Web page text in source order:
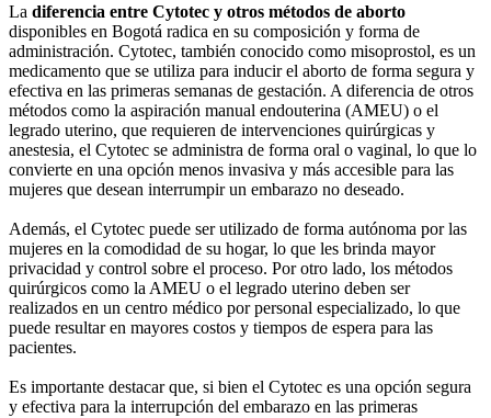
La diferencia entre Cytotec y otros métodos de aborto
disponibles en Bogotá radica en su composición y forma de
administración. Cytotec, también conocido como misoprostol, es un
medicamento que se utiliza para inducir el aborto de forma segura y
efectiva en las primeras semanas de gestación. A diferencia de otros
métodos como la aspiración manual endouterina (AMEU) o el
legrado uterino, que requieren de intervenciones quirúrgicas y
anestesia, el Cytotec se administra de forma oral o vaginal, lo que lo
convierte en una opción menos invasiva y más accesible para las
mujeres que desean interrumpir un embarazo no deseado.
Además, el Cytotec puede ser utilizado de forma autónoma por las
mujeres en la comodidad de su hogar, lo que les brinda mayor
privacidad y control sobre el proceso. Por otro lado, los métodos
quirúrgicos como la AMEU o el legrado uterino deben ser
realizados en un centro médico por personal especializado, lo que
puede resultar en mayores costos y tiempos de espera para las
pacientes.
Es importante destacar que, si bien el Cytotec es una opción segura
y efectiva para la interrupción del embarazo en las primeras